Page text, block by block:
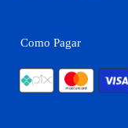
Como Pagar